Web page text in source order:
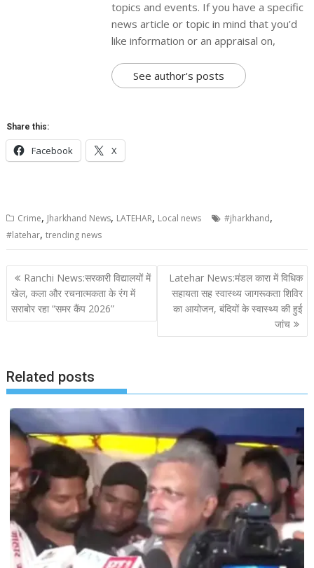
topics and events. If you have a specific
news article or topic in mind that you’d
like information or an appraisal on,
See author's posts
Share this:
Facebook X
Crime, Jharkhand News, LATEHAR, Local news #jharkhand,
#latehar,trending news
Post
navigation
Ranchi News:सरकारी विद्यालयों में
खेल, कला और रचनात्मकता के रंग में
सराबोर रहा “समर कैंप 2026”
Latehar News:मंडल कारा में विधिक
सहायता सह स्वास्थ्य जागरूकता शिविर
का आयोजन, बंदियों के स्वास्थ्य की हुई
जांच
Related posts